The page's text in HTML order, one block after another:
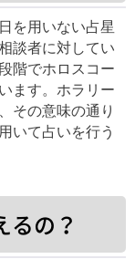
を用いない占星
談者に対してい
階でホロスコー
ます。ホラリー
その意味の通り
いて占いを行う
るの？